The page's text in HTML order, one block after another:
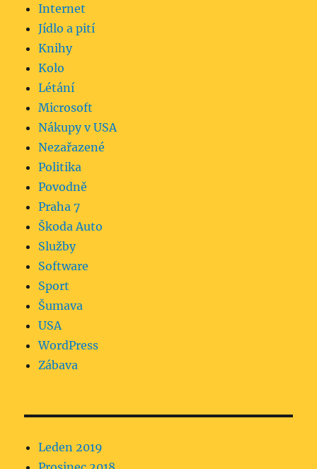
Internet
Jídlo a pití
Knihy
Kolo
Létání
Microsoft
Nákupy v USA
Nezařazené
Politika
Povodně
Praha 7
Škoda Auto
Služby
Software
Sport
Šumava
USA
WordPress
Zábava
Leden 2019